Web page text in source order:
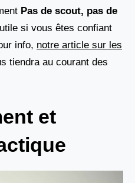
Pas de scout, pas de
si vous êtes confiant
info, notre article sur les
tiendra au courant des
et